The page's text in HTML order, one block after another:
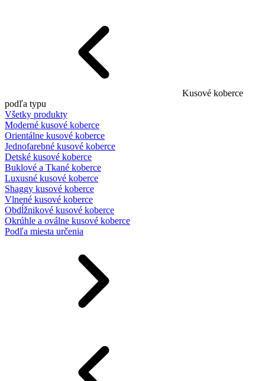
Kusové koberce
podľa typu
Všetky produkty
Moderné kusové koberce
Orientálne kusové koberce
Jednofarebné kusové koberce
Detské kusové koberce
Buklové a Tkané koberce
Luxusné kusové koberce
Shaggy kusové koberce
Vlnené kusové koberce
Obdĺžnikové kusové koberce
Okrúhle a oválne kusové koberce
Podľa miesta určenia